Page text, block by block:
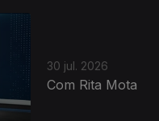
30 jul. 2026
Com Rita Mota